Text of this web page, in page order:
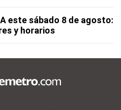
este sábado 8 de agosto:
y horarios